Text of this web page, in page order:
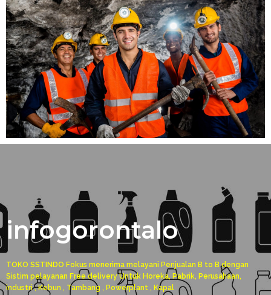
infogorontalo
TOKO SSTINDO Fokus menerima melayani Penjualan B to B dengan
Sistim pelayanan Free delivery Untuk Horeka, Pabrik, Perusahaan,
industri , Kebun , Tambang , Powerplant , Kapal